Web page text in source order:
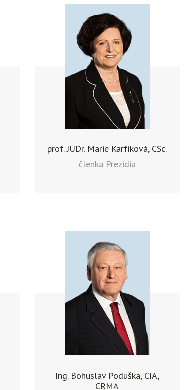
prof. JUDr. Marie Karfíková, CSc.
členka Prezidia
Ing. Bohuslav Poduška, CIA,
CRMA